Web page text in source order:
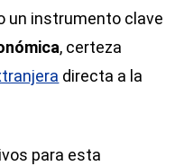
un instrumento clave
, certeza
directa a la
para esta